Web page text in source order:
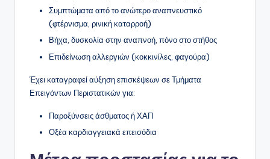
Συμπτώματα από το ανώτερο αναπνευστικό
(φτέρνισμα, ρινική καταρροή)
Βήχα, δυσκολία στην αναπνοή, πόνο στο στήθος
Επιδείνωση αλλεργιών (κοκκινίλες, φαγούρα)
Έχει καταγραφεί αύξηση επισκέψεων σε Τμήματα
Επειγόντων Περιστατικών για:
Παροξύνσεις άσθματος ή ΧΑΠ
Οξέα καρδιαγγειακά επεισόδια